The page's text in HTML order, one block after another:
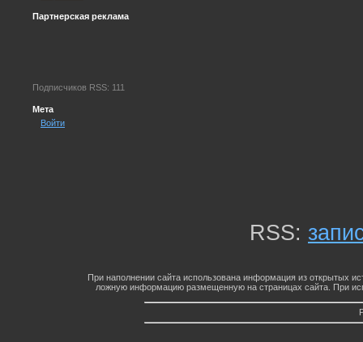
Партнерская реклама
Подписчиков RSS: 111
Мета
Войти
RSS:
При наполнении сайта использована информация из открытых
ложную информацию размещенную на страницах сайта. При